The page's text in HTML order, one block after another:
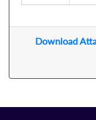
Download